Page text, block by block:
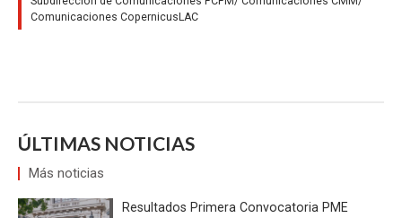
Comunicaciones CopernicusLAC
ÚLTIMAS NOTICIAS
Más noticias
Resultados Primera Convocatoria PME